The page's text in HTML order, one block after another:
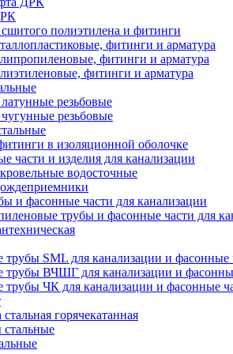
полиэтилена и фитинги
фитинги и арматура
фитинги и арматура
фитинги и арматура
резьбовые
резьбовые
в изоляционной оболочке
части и изделия для канализации
водосточные
и фасонные части для канализации
трубы и фасонные части для
трубы SML для канализации и фасонные
трубы ВЧШГ для канализации и
трубы ЧК для канализации и фасонные
горячекатанная
стальные